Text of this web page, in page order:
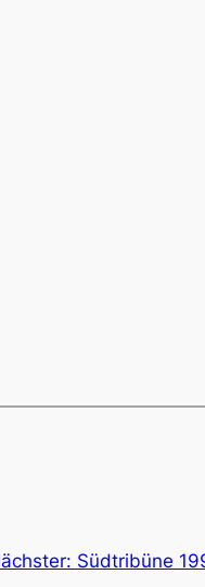
Südtribüne